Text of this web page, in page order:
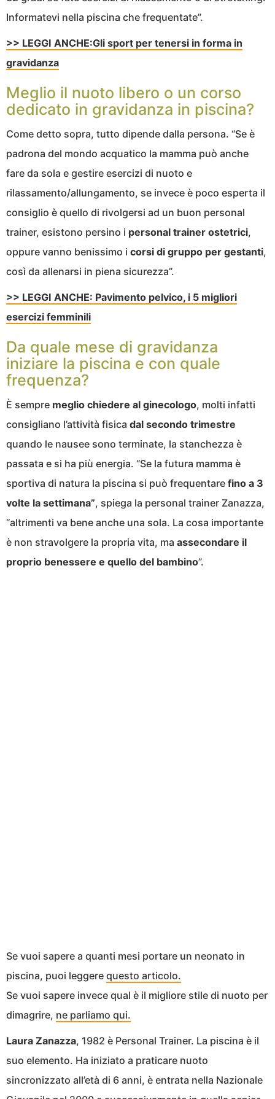
Informatevi nella piscina che frequentate”.
>> LEGGI ANCHE:Gli sport per tenersi in forma in
gravidanza
Meglio il nuoto libero o un corso
dedicato in gravidanza in piscina?
Come detto sopra, tutto dipende dalla persona. “Se è
padrona del mondo acquatico la mamma può anche
fare da sola e gestire esercizi di nuoto e
rilassamento/allungamento, se invece è poco esperta il
consiglio è quello di rivolgersi ad un buon personal
trainer, esistono persino i personal trainer ostetrici,
oppure vanno benissimo i corsi di gruppo per gestanti,
così da allenarsi in piena sicurezza”.
>> LEGGI ANCHE: Pavimento pelvico, i 5 migliori
esercizi femminili
Da quale mese di gravidanza
iniziare la piscina e con quale
frequenza?
È sempre meglio chiedere al ginecologo, molti infatti
consigliano l’attività fisica dal secondo trimestre
quando le nausee sono terminate, la stanchezza è
passata e si ha più energia. “Se la futura mamma è
sportiva di natura la piscina si può frequentare fino a 3
volte la settimana”, spiega la personal trainer Zanazza,
“altrimenti va bene anche una sola. La cosa importante
è non stravolgere la propria vita, ma assecondare il
proprio benessere e quello del bambino”.
Se vuoi sapere a quanti mesi portare un neonato in
piscina, puoi leggere questo articolo.
Se vuoi sapere invece qual è il migliore stile di nuoto per
dimagrire, ne parliamo qui.
Laura Zanazza, 1982 è Personal Trainer. La piscina è il
suo elemento. Ha iniziato a praticare nuoto
sincronizzato all’età di 6 anni, è entrata nella Nazionale